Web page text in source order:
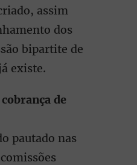
assim
dos
bipartite de
existe.
de
pautado nas